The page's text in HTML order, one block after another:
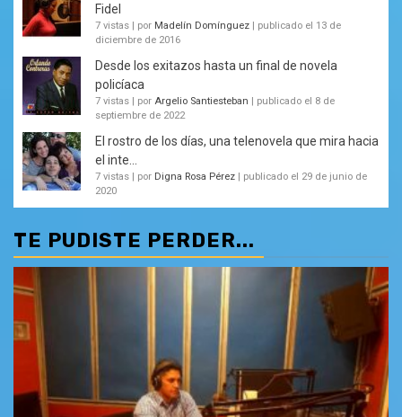
Fidel
7 vistas por Madelín Domínguez
publicado el 13 de
diciembre de 2016
Desde los exitazos hasta un final de novela
policíaca
7 vistas por Argelio Santiesteban
publicado el 8 de
septiembre de 2022
El rostro de los días, una telenovela que mira hacia
el inte...
7 vistas por Digna Rosa Pérez
publicado el 29 de junio de
2020
TE PUDISTE PERDER...